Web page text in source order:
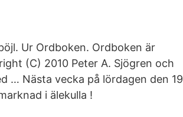
Ur Ordboken. Ordboken är
(C) 2010 Peter A. Sjögren och
… Nästa vecka på lördagen den 19
i älekulla !